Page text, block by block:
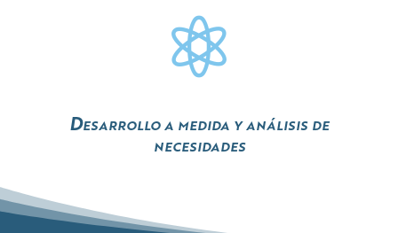

Desarrollo a medida y análisis de
necesidades